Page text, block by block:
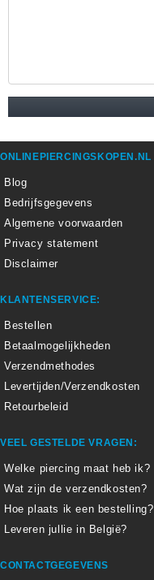
ONLINEPIERCINGSKOPEN.NL
Blog
Bedrijfsgegevens
Algemene voorwaarden
Privacy statement
Disclaimer
KLANTENSERVICE:
Bestellen
Betaalmogelijkheden
Verzendmethodes
Levertijden/Verzendkosten
Retourbeleid
VEEL GESTELDE VRAGEN:
Welke piercing maat heb ik?
Wat zijn de verzendkosten?
Hoe plaats ik een bestelling?
Leveren jullie in België?
CONTACTGEGEVENS